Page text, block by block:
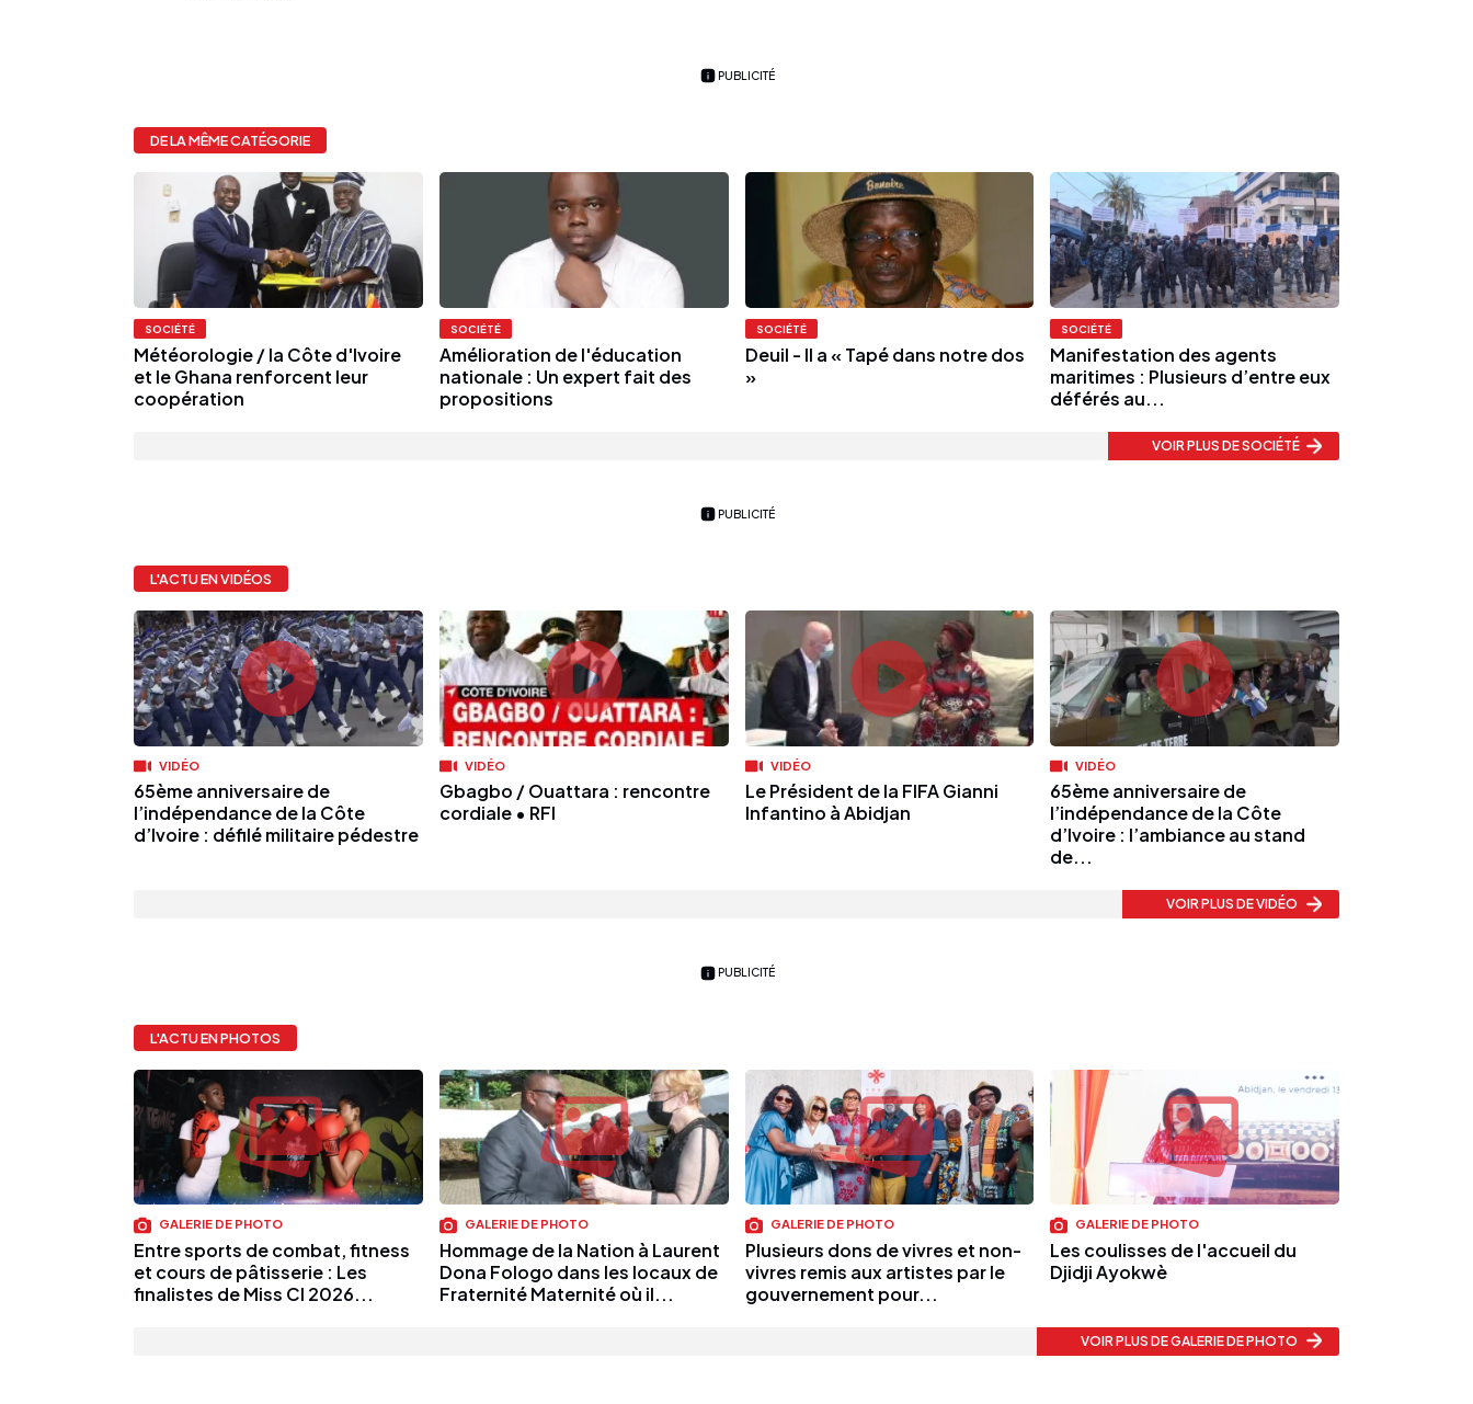
PUBLICITÉ
DE LA MÊME CATÉGORIE
SOCIÉTÉ
Météorologie / la Côte d'Ivoire
et le Ghana renforcent leur
coopération
SOCIÉTÉ
Amélioration de l'éducation
nationale : Un expert fait des
propositions
SOCIÉTÉ
Deuil - Il a « Tapé dans notre dos
»
SOCIÉTÉ
Manifestation des agents
maritimes : Plusieurs d’entre eux
déférés au...
VOIR PLUS DE SOCIÉTÉ
PUBLICITÉ
L'ACTU EN VIDÉOS
VIDÉO
65ème anniversaire de
l’indépendance de la Côte
d’Ivoire : défilé militaire pédestre
VIDÉO
Gbagbo / Ouattara : rencontre
cordiale • RFI
VIDÉO
Le Président de la FIFA Gianni
Infantino à Abidjan
VIDÉO
65ème anniversaire de
l’indépendance de la Côte
d’Ivoire : l’ambiance au stand
de...
VOIR PLUS DE VIDÉO
PUBLICITÉ
L'ACTU EN PHOTOS
GALERIE DE PHOTO
Entre sports de combat, fitness
et cours de pâtisserie : Les
finalistes de Miss CI 2026...
GALERIE DE PHOTO
Hommage de la Nation à Laurent
Dona Fologo dans les locaux de
Fraternité Maternité où il...
GALERIE DE PHOTO
Plusieurs dons de vivres et non-
vivres remis aux artistes par le
gouvernement pour...
GALERIE DE PHOTO
Les coulisses de l'accueil du
Djidji Ayokwè
VOIR PLUS DE GALERIE DE PHOTO